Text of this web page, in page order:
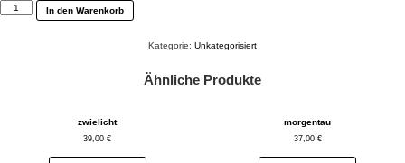
seelenruhe
In den Warenkorb
Kategorie: Unkategorisiert
Ähnliche Produkte
zwielicht
39,00€
morgentau
37,00 €